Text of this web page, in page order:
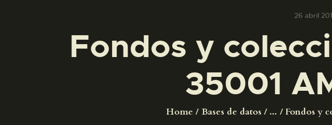
26 abril
Fondos y
35001
Home Bases de datos ... Fondos y
COLECCIONES
DIDÁCTICA
ESPAÑOL